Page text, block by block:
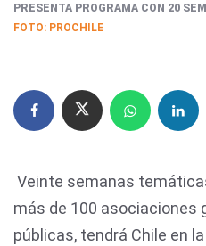
PRESENTA PROGRAMA CON 20
FOTO: PROCHILE
Veinte semanas
más de 100 asociaciones
públicas, tendrá Chile en la